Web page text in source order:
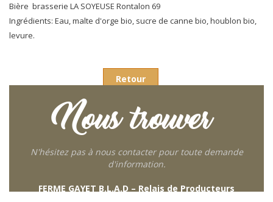
Bière brasserie LA SOYEUSE Rontalon 69
Ingrédients: Eau, malte d'orge bio, sucre de canne bio, houblon bio,
levure.
Retour
Nous trouver
N'hésitez pas à nous contacter pour toute demande
d'information.
FERME GAYET B.L.A.D – Relais de Producteurs